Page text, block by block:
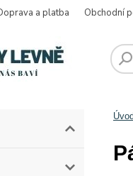
a platba Obchodní
Úvod